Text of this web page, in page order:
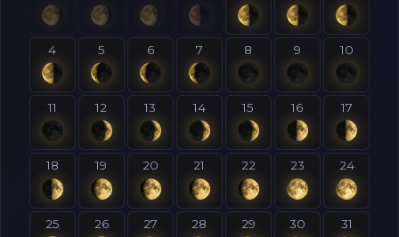
4 5 6 7 8 9 10
11 12 13 14 15 16 17
18 19 20 21 22 23 24
25 26 27 28 29 30 31